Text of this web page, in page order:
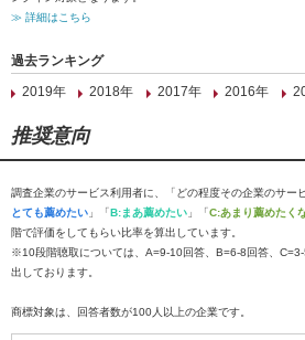
≫ 詳細はこちら
過去ランキング
2019年
2018年 2017年 2016年
推奨意向
調査企業のサービス利用者に、「どの程度その企業のサー
とても薦めたい 」「B:まあ薦めたい 」「C:あまり薦めたく
階で評価をしてもらい比率を算出しています。
※10段階聴取については、A=9-10回答、B=6-8回答、
出しております。
商標対象は、回答者数が100人以上の企業です。